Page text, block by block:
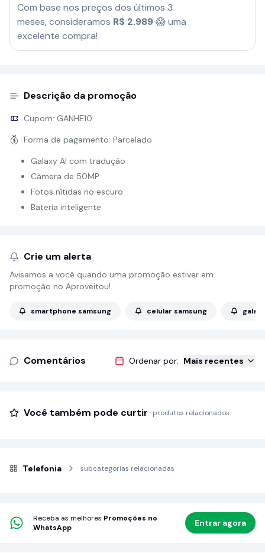
Com base nos preços dos últimos 3
meses, consideramos R$ 2.989😱 uma
excelente compra!
Descrição da promoção
Cupom: GANHE10
Forma de pagamento: Parcelado
Galaxy AI com tradução
Câmera de 50MP
Fotos nítidas no escuro
Bateria inteligente
Crie um alerta
Avisamos a você quando uma promoção estiver em
promoção no Aproveitou!
smartphone samsung celular samsung
Comentários Ordenar por: Mais recentes
Você também pode curtir produtos relacionados
Telefonia subcategorias relacionadas
Receba as melhores Promoções no
WhatsApp
Entrar agora